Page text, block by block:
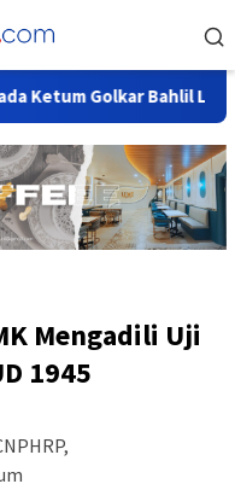
Bahlil Lahadalia
Mengadili Uji
1945